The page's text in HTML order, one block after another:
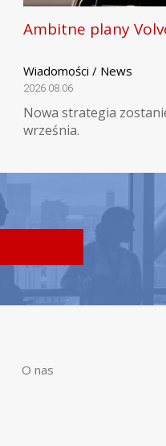
Ambitne plany
Wiadomości / News
2026.08.06
Nowa strategia
września.
O nas